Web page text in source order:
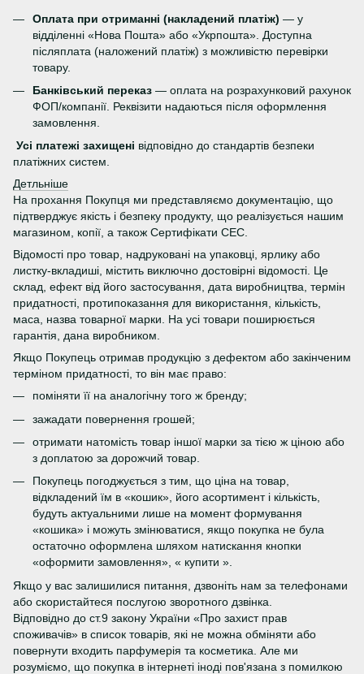
Оплата при отриманні (накладений платіж) — у
відділенні «Нова Пошта» або «Укрпошта». Доступна
післяплата (наложений платіж) з можливістю перевірки
товару.
Банківський переказ — оплата на розрахунковий рахунок
ФОП/компанії. Реквізити надаються після оформлення
замовлення.
Усі платежі захищені відповідно до стандартів безпеки
платіжних систем.
Детльніше
На прохання Покупця ми представляємо документацію, що
підтверджує якість і безпеку продукту, що реалізується нашим
магазином, копії, а також Сертифікати СЕС.
Відомості про товар, надруковані на упаковці, ярлику або
листку-вкладиші, містить виключно достовірні відомості. Це
склад, ефект від його застосування, дата виробництва, термін
придатності, протипоказання для використання, кількість,
маса, назва товарної марки. На усі товари поширюється
гарантія, дана виробником.
Якщо Покупець отримав продукцію з дефектом або закінченим
терміном придатності, то він має право:
поміняти її на аналогічну того ж бренду;
зажадати повернення грошей;
отримати натомість товар іншої марки за тією ж ціною або
з доплатою за дорожчий товар.
Покупець погоджується з тим, що ціна на товар,
відкладений їм в «кошик», його асортимент і кількість,
будуть актуальними лише на момент формування
«кошика» і можуть змінюватися, якщо покупка не була
остаточно оформлена шляхом натискання кнопки
«оформити замовлення», « купити ».
Якщо у вас залишилися питання, дзвоніть нам за телефонами
або скористайтеся послугою зворотного дзвінка.
Відповідно до ст.9 закону України «Про захист прав
споживачів» в список товарів, які не можна обміняти або
повернути входить парфумерія та косметика. Але ми
розуміємо, що покупка в інтернеті іноді пов'язана з помилкою